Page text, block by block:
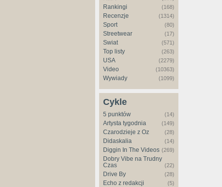
Rankingi (168)
Recenzje (1314)
Sport (80)
Streetwear (17)
Świat (571)
Top listy (263)
USA (2279)
Video (10363)
Wywiady (1099)
Cykle
5 punktów (14)
Artysta tygodnia (149)
Czarodzieje z Oz (28)
Didaskalia (14)
Diggin In The Videos (269)
Dobry Vibe na Trudny
Czas
(22)
Drive By (28)
Echo z redakcji (5)